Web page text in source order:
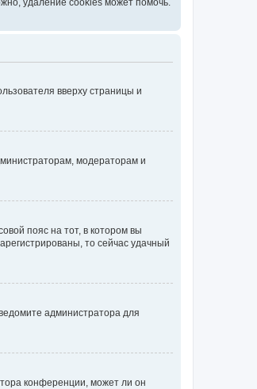
удаление cookies может помочь.
вверху страницы и
модераторам и
пояс на тот, в котором вы
то сейчас удачный
администратора для
конференции, может ли он